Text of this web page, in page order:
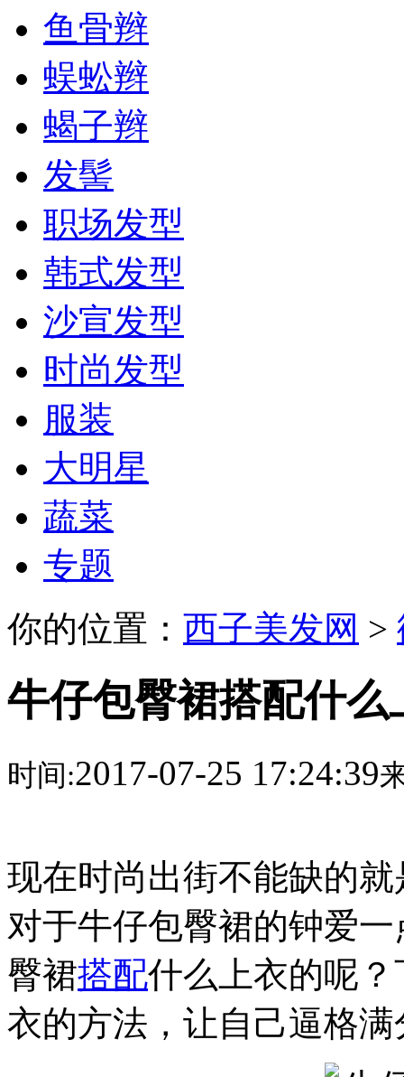
鱼骨辫
蜈蚣辫
蝎子辫
发髻
职场发型
韩式发型
沙宣发型
时尚发型
服装
大明星
蔬菜
专题
你的位置： 西子美发网 >
牛仔包臀裙搭配什么
时间:2017-07-25 17:24:39
现在时尚出街不能缺的
对于牛仔包臀裙的钟爱
臀裙搭配什么上衣的呢
衣的方法，让自己逼格满